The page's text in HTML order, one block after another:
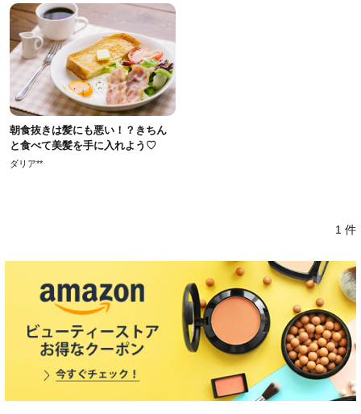
朝食抜きは髪にも悪い！？きちん
と食べて美髪を手に入れよう♡
ダリア**
1 件